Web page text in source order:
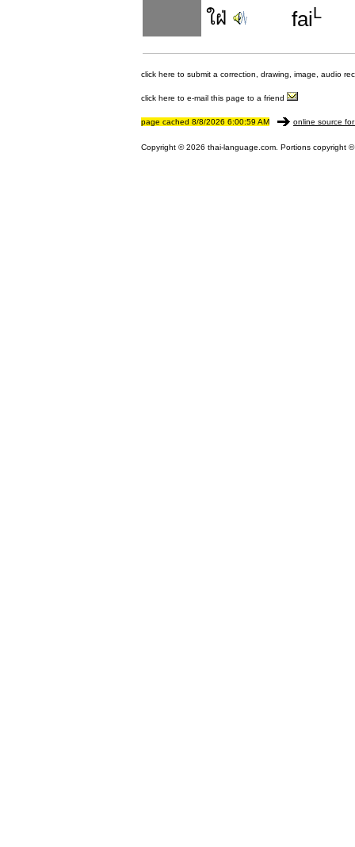
ใฝ่ faiL
click here to submit a correction, drawing, image, audio
click here to e-mail this page to a friend
page cached 8/8/2026 6:00:59 AM online source
Copyright © 2026 thai-language.com. Portions copyright